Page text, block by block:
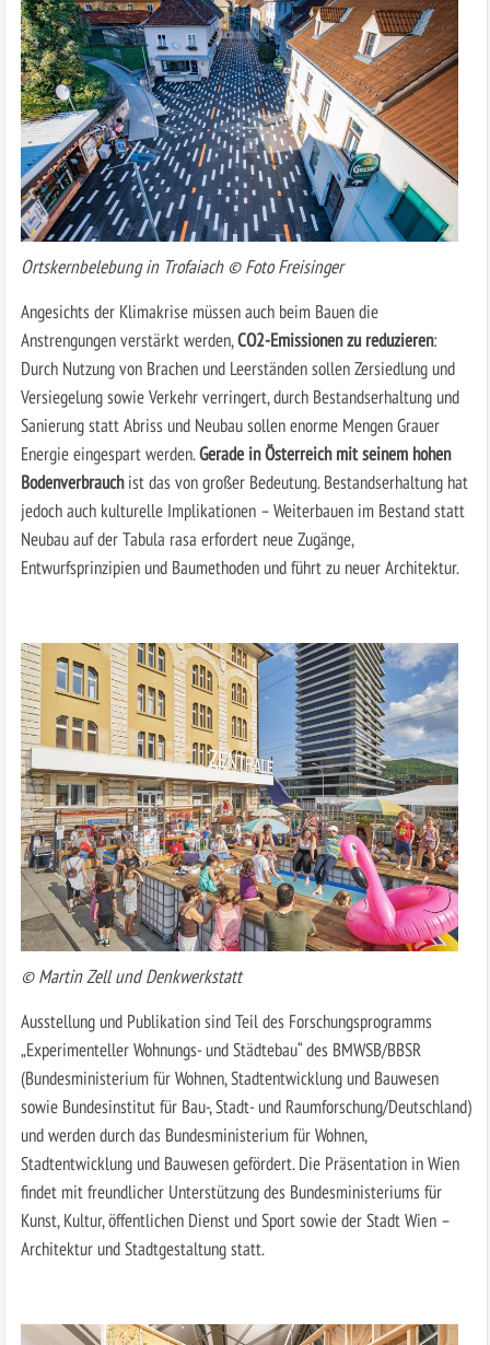
Ortskernbelebung in Trofaiach © Foto Freisinger
Angesichts der Klimakrise müssen auch beim Bauen die
Anstrengungen verstärkt werden,CO2-Emissionen zu reduzieren:
Durch Nutzung von Brachen und Leerständen sollen Zersiedlung und
Versiegelung sowie Verkehr verringert, durch Bestandserhaltung und
Sanierung statt Abriss und Neubau sollen enorme Mengen Grauer
Energie eingespart werden.Gerade in Österreich mit seinem hohen
Bodenverbrauchist das von großer Bedeutung. Bestandserhaltung hat
jedoch auch kulturelle Implikationen – Weiterbauen im Bestand statt
Neubau auf der Tabula rasa erfordert neue Zugänge,
Entwurfsprinzipien und Baumethoden und führt zu neuer Architektur.
© Martin Zell und Denkwerkstatt
Ausstellung und Publikation sind Teil des Forschungsprogramms
„Experimenteller Wohnungs- und Städtebau“ des BMWSB/BBSR
(Bundesministerium für Wohnen, Stadtentwicklung und Bauwesen
sowie Bundesinstitut für Bau-, Stadt- und Raumforschung/Deutschland)
und werden durch das Bundesministerium für Wohnen,
Stadtentwicklung und Bauwesen gefördert. Die Präsentation in Wien
findet mit freundlicher Unterstützung des Bundesministeriums für
Kunst, Kultur, öffentlichen Dienst und Sport sowie der Stadt Wien –
Architektur und Stadtgestaltung statt.